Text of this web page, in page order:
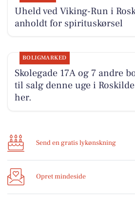
Uheld ved Viking-Run i
anholdt for spirituskørsel
BOLIGMARKED
Skolegade 17A og 7 andre
til salg denne uge i
her.
Send en gratis lykønskning
Opret mindeside